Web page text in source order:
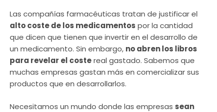
Las compañías farmacéuticas tratan de justificar el
alto coste de los medicamentos por la cantidad
que dicen que tienen que invertir en el desarrollo de
un medicamento. Sin embargo, no abren los libros
para revelar el costereal gastado. Sabemos que
muchas empresas gastan más en comercializar sus
productos que en desarrollarlos.
Necesitamos un mundo donde las empresas sean